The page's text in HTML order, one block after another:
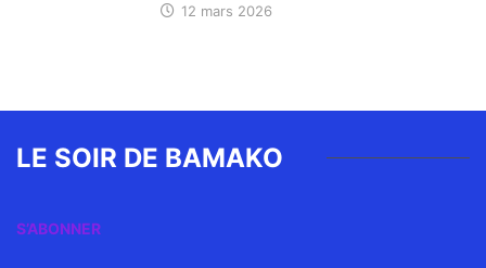
12 mars 2026
LE SOIR DE BAMAKO
S’ABONNER